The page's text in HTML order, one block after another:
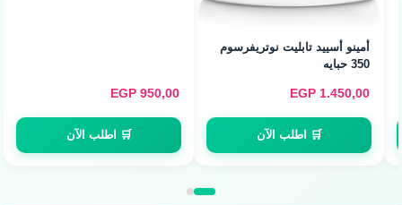
أمينو أسييد تابليت نوتريفرسوم
350 حبايه
1.450,00
EGP
Nutrex Research L-Arginine
Caps)
EGP